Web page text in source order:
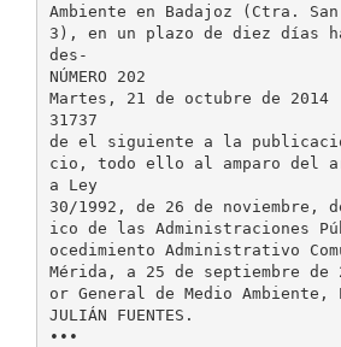
Ambiente en Badajoz (Ctra.
3), en un plazo de diez días
des-
NÚMERO 202
Martes, 21 de octubre de 2014
31737
de el siguiente a la
cio, todo ello al amparo del
a Ley
30/1992, de 26 de noviembre,
ico de las Administraciones
ocedimiento Administrativo
Mérida, a 25 de septiembre
or General de Medio Ambiente,
JULIÁN FUENTES.
•••